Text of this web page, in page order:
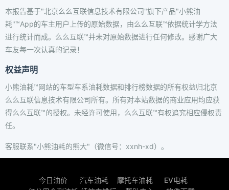
本报告基于"北京么么互联信息技术有限公司"旗下产品"小熊油
耗"™App的车主用户上传的原始数据，由么么互联™依据统计学方法
进行统计而成。么么互联™并未对原始数据进行任何修改。感谢广大
车友每一次认真的记录！
权益声明
小熊油耗™网站的车型车系油耗数据和排行榜数据的所有权益归北京
么么互联信息技术有限公司所有。所有对本站数据的商业应用均应获
得么么互联™的授权。未经许可使用，么么互联™有权追究相应侵权责
任。
客服联系"小熊油耗的熊大"（微信号：xxnh-xd）。
今日油价 汽车油耗 摩托车油耗
EV电耗